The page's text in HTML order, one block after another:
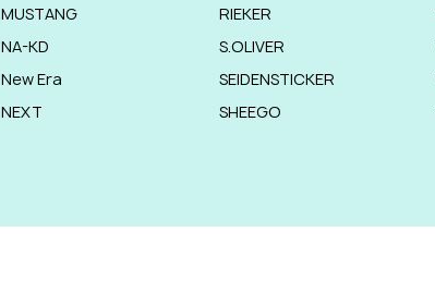
MUSTANG
NA-KD
New Era
NEXT
RIEKER
S.OLIVER
SEIDENSTICKER
SHEEGO